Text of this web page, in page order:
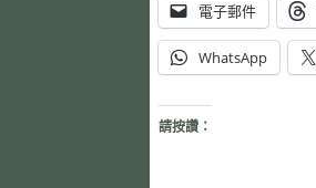
電子郵件
WhatsApp
請按讚：